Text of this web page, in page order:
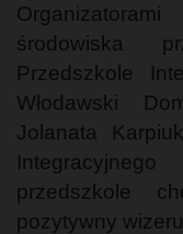
środowiska
Przedszkole
Włodawski
Jolanata
przedszkole
pozytywny